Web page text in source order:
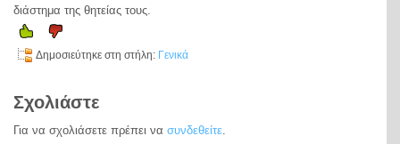
διάστημα της θητείας τους.
Δημοσιεύτηκε στη στήλη: Γενικά
Σχολιάστε
Για να σχολιάσετε πρέπει να συνδεθείτε.